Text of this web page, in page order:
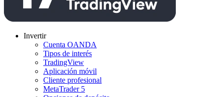
Invertir
Cuenta OANDA
Tipos de interés
TradingView
Aplicación móvil
Cliente profesional
MetaTrader 5